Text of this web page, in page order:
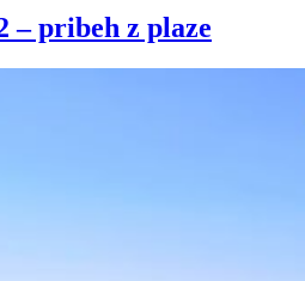
– pribeh z plaze